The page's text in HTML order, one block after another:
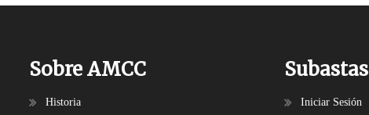
Sobre AMCC
Historia
Subastas
Iniciar Sesión